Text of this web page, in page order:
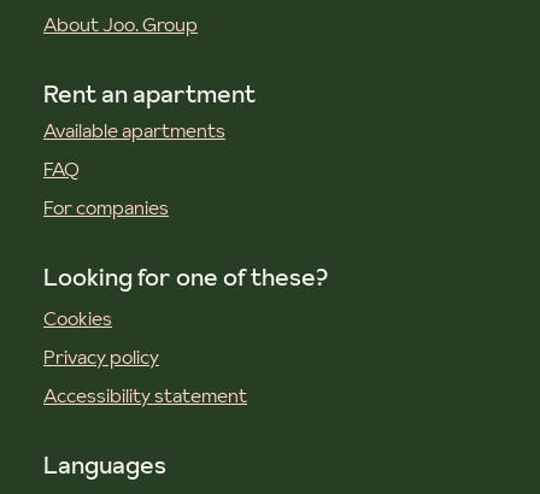
About Joo. Group
Rent an apartment
Available apartments
FAQ
For companies
Looking for one of these?
Cookies
Privacy policy
Accessibility statement
Languages